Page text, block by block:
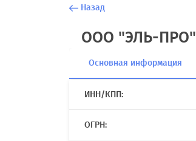
Назад
ООО "ЭЛЬ-ПРО"
Основная информация
ИНН/КПП:
ОГРН: